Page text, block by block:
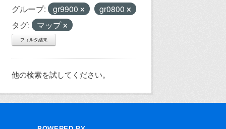
グループ: gr9900
gr0800
タグ:
マップ
フィルタ結果
他の検索を試してください。